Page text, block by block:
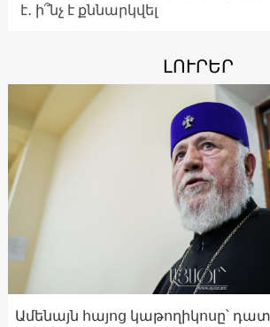
է․ ի՞նչ է քննարկվել
ԼՈՒՐԵՐ
Ամենայն հայոց կաթողիկոսը՝